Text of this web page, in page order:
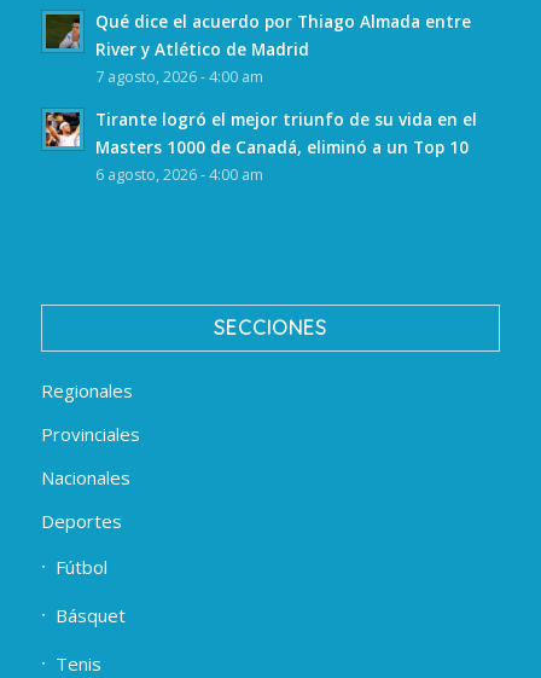
Qué dice el acuerdo por Thiago Almada entre
River y Atlético de Madrid
7 agosto, 2026 - 4:00 am
Tirante logró el mejor triunfo de su vida en el
Masters 1000 de Canadá, eliminó a un Top 10
6 agosto, 2026 - 4:00 am
SECCIONES
Regionales
Provinciales
Nacionales
Deportes
Fútbol
Básquet
Tenis